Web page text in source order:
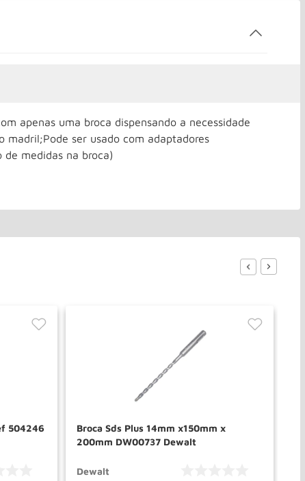
apenas uma broca dispensando a necessidade
ser usado com adaptadores
medidas na broca)
504246
Broca Sds Plus 14mm x150mm x
200mm DW00737 Dewalt
Dewalt